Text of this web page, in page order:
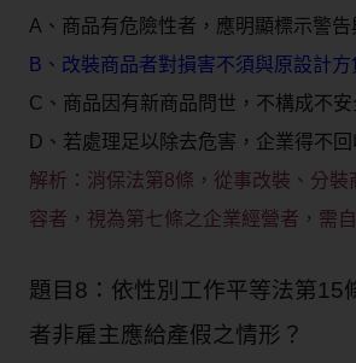
A、商品有危險性者，應明顯標示警告
B、改裝商品者對損害不須與原設計
C、商品因有新商品問世，不構成不安
D、若處理足以除去危害，企業得不
解析： 消保法第8條，從事改裝、分裝
容者，視為第七條之企業經營者，需
題目8：依性別工作平等法第15
者非雇主應給產假之情形？